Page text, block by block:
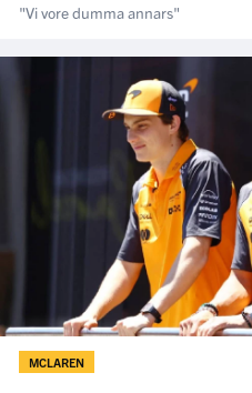
"Vi vore dumma annars"
MCLAREN